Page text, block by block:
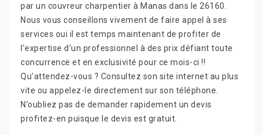
par un couvreur charpentier à Manas dans le 26160.
Nous vous conseillons vivement de faire appel à ses
services oui il est temps maintenant de profiter de
l’expertise d’un professionnel à des prix défiant toute
concurrence et en exclusivité pour ce mois-ci !!
Qu’attendez-vous ? Consultez son site internet au plus
vite ou appelez-le directement sur son téléphone.
N’oubliez pas de demander rapidement un devis
profitez-en puisque le devis est gratuit.